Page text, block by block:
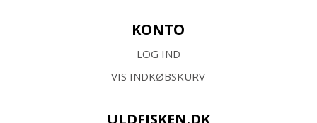
KONTO
LOG IND
VIS INDKØBSKURV
ULDFISKEN.DK